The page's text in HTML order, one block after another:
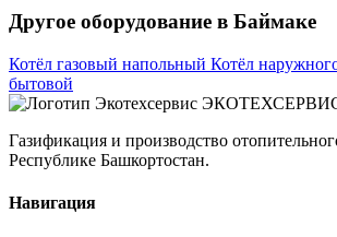
Другое оборудование в Баймаке
Котёл газовый напольный Котёл
бытовой
Газификация и производство
Республике Башкортостан.
Навигация